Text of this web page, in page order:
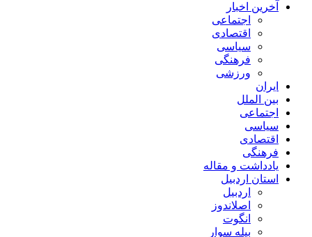
آخرین اخبار
اجتماعی
اقتصادی
سیاسی
فرهنگی
ورزشی
ایران
بین الملل
اجتماعی
سیاسی
اقتصادی
فرهنگی
یادداشت و مقاله
استان اردبیل
اردبیل
اصلاندوز
انگوت
بیله سوار